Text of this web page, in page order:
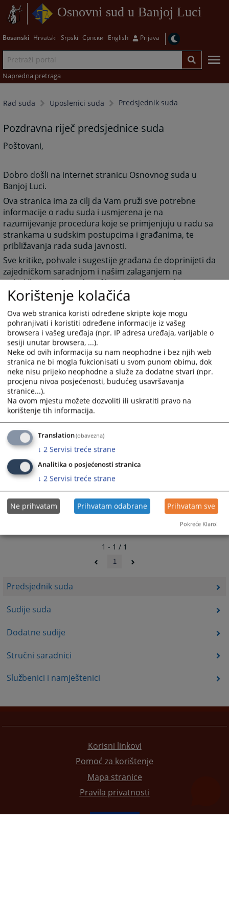
Osnovni sud u Banjoj Luci
Bosanski Hrvatski Srpski Српски English Prijava
Napredna pretraga
Rad suda Uposlenici suda Predsjednik suda
Predsjednik suda
Sudije suda
Dodatne sudije
Stručni saradnici
Službenici i namještenici
Pozdravna riječ predsjednice suda
Poštovani,
Dobro došli na internet stranicu Osnovnog suda u
Banjoj Luci.
Ova stranica ima za cilj da Vam pruži sve potrebne
informacije o radu suda i usmjerena je na
razumijevanje procedura koje se primjenjuju u radu sa
strankama u sudskim postupcima i građanima, te
približavanja rada suda javnosti.
Sve kritike, pohvale i sugestije građana će doprinijeti da
zajedničkom saradnjom i našim zalaganjem na
poboljšanju rada suda i efikasnosti pravosuđa.
S poštovanjem,
Predsjednica Osnovnog suda u Banjoj Luci
Biljana Radulović
8216PREGLEDA
1 - 1 / 1
1
Korisni linkovi
Pomoć za korištenje
Mapa stranice
Pravila privatnosti
Korištenje kolačića
Ova web stranica koristi određene skripte koje mogu
pohranjivati i koristiti određene informacije iz vašeg
browsera i vašeg uređaja (npr. IP adresa uređaja, varijable o
sesiji unutar browsera, ...).
Neke od ovih informacija su nam neophodne i bez njih web
stranica ne bi mogla fukcionisati u svom punom obimu, dok
neke nisu prijeko neophodne a služe za dodatne stvari (npr.
procjenu nivoa posjećenosti, budućeg usavršavanja
stranice...).
Na ovom mjestu možete dozvoliti ili uskratiti pravo na
korištenje tih informacija.
Translation(obavezna)
↓ 2 Servisi treće strane
Analitika o posjećenosti stranica
↓ 2 Servisi treće strane
Ne prihvatam Prihvatam odabrane Prihvatam sve
Pokreće Klaro!